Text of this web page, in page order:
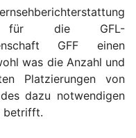
für die GFL-
GFF einen
was die Anzahl und
Platzierungen von
dazu notwendigen
betrifft.